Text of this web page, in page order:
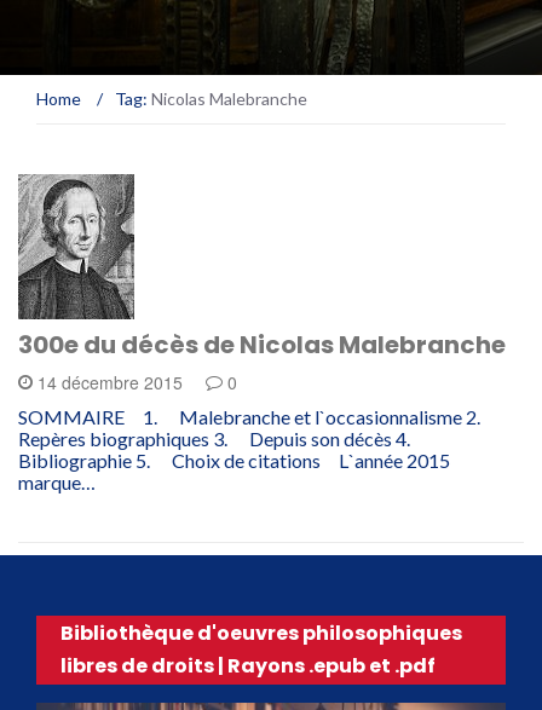
Home / Tag: Nicolas Malebranche
300e du décès de Nicolas Malebranche
14 décembre 2015 0
SOMMAIRE 1. Malebranche et l`occasionnalisme 2.
Repères biographiques 3. Depuis son décès 4.
Bibliographie 5. Choix de citations L`année 2015
marque…
Bibliothèque d'oeuvres philosophiques
libres de droits | Rayons .epub et .pdf